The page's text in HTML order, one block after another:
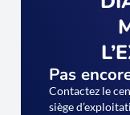
Pas
Contactez le
siège